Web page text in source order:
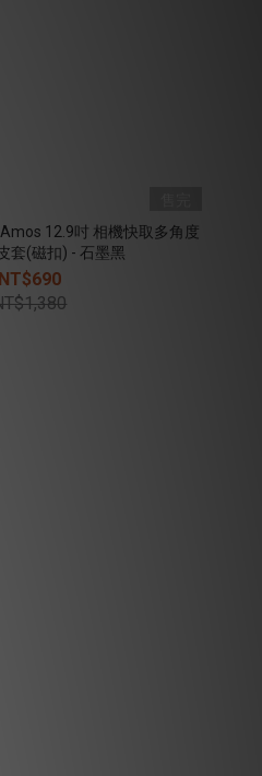
12.9吋 相機快取多角度
套(磁扣) - 石墨黑
NT$690